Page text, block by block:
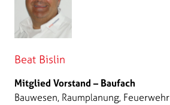
Beat Bislin
Mitglied Vorstand – Baufach
Bauwesen, Raumplanung, Feuerwehr